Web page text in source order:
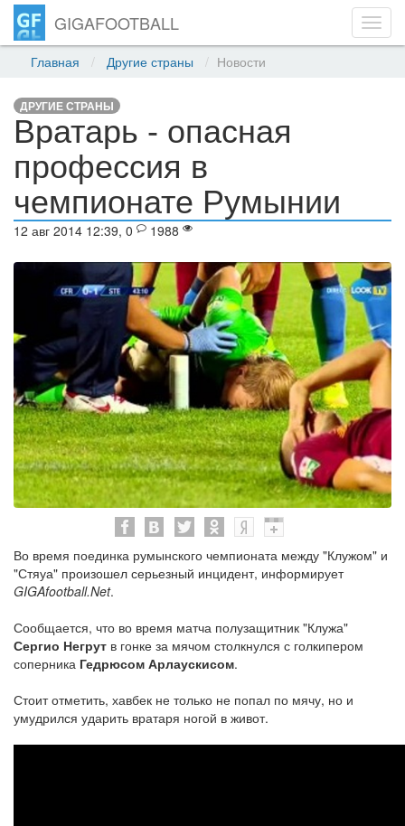
GIGAFOOTBALL
Главная Другие страны Новости
ДРУГИЕ СТРАНЫ
Вратарь - опасная
профессия в
чемпионате Румынии
12 авг 2014 12:39, 0 1988
Во время поединка румынского чемпионата между "Клужом" и
"Стяуа" произошел серьезный инцидент, информирует
GIGAfootball.Net.
Сообщается, что во время матча полузащитник "Клужа"
Сергио Негрут в гонке за мячом столкнулся с голкипером
соперника Гедрюсом Арлаускисом.
Стоит отметить, хавбек не только не попал по мячу, но и
умудрился ударить вратаря ногой в живот.